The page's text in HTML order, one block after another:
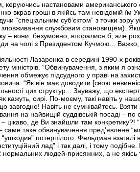
керуючись настановами
вкрав гроші в якійсь там невідомій їм
“спеціальним суб’єктом” з точки
зловживання службовим становищем).
– вони, безумовно, впоралися б, але
на чолі з Президентом Кучмою... Важко,
Лазаренка в середині 1990-х
міністрів. “Обвинувачення, з яким я
обмежує підсудного у праві на
“Як він має доводити [свою
цих структур... Зауважу, що
кажуть, сирі. По-моєму, такі навіть у
Навіть не сумнівайтесь. Взяти
на найвищій суддівській посаді – по
де Ви знайшли там конкретику?!
саме таке обвинувачення пред’явлене
потерпілого. Фельдман взагалі
лад” і так далі, і тому
нормальних людей-присяжних, а не